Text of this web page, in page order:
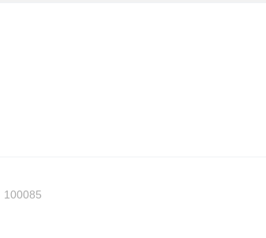
100085